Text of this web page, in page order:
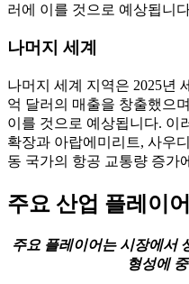
러에 이를 것으로 예상됩니
나머지 세계
나머지 세계 지역은 2025년
억 달러의 매출을 창출했으
이를 것으로 예상됩니다. 이
확장과 아랍에미리트, 사우
동 국가의 항공 교통량 증가
주요 산업 플레이어
주요 플레이어는 시장에서
형성에